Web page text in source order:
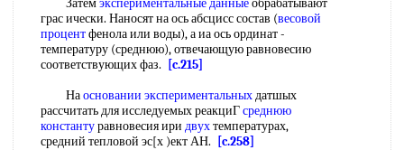
Затемэкспериментальные данныеобрабатывают
грас ически. Наносят на ось абсцисс состав (весовой
процентфенола или воды), а иа ось ординат -
температуру (среднюю), отвечающую равновесию
соответствующих фаз.
[c.215]
Наосновании экспериментальныхдатшых
рассчитать для исследуемых реакциГсреднюю
константуравновесия ири двухтемпературах,
средний тепловой эс[х )ект АН.
[c.258]